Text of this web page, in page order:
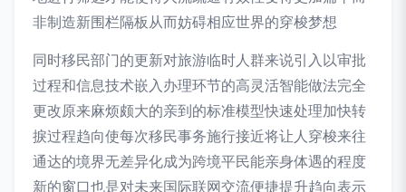
非制造新围栏隔板从而妨碍相应世界的穿梭梦想
同时移民部门的更新对旅游临时人群来说引入以审批
过程和信息技术嵌入办理环节的高灵活智能做法完全
更改原来麻烦颇大的亲到的标准模型快速处理加快转
捩过程趋向使每次移民事务施行接近将让人穿梭来往
通达的境界无差异化成为跨境平民能亲身体遇的程度
新的窗口也是对未来国际联网交流便捷提升趋向表示